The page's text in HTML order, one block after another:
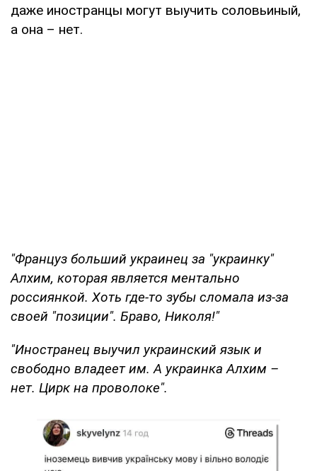
даже иностранцы могут выучить соловьиный,
а она – нет.
"Француз больший украинец за "украинку"
Алхим, которая является ментально
россиянкой. Хоть где-то зубы сломала из-за
своей "позиции". Браво, Николя!"
"Иностранец выучил украинский язык и
свободно владеет им. А украинка Алхим –
нет. Цирк на проволоке".